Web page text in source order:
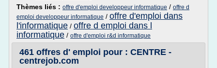
Thèmes liés : offre d'emploi developpeur informatique / offre d
emploi developpeur informatique / offre d'emploi dans
l'informatique / offre d emploi dans l
informatique / offre d'emploi r&d informatique
461 offres d' emploi pour : CENTRE -
centrejob.com